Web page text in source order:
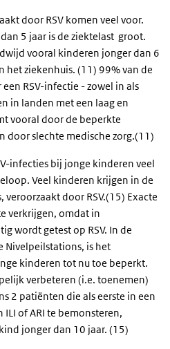
door RSV komen veel voor.
5 jaar is de ziektelast groot.
vooral kinderen jonger dan 6
ziekenhuis. (11) 99% van de
RSV-infectie - zowel in als
in landen met een laag en
vooral door de beperkte
door slechte medische zorg.(11)
infecties bij jonge kinderen veel
Veel kinderen krijgen in de
door RSV.(15) Exacte
verkrijgen, omdat in
wordt getest op RSV. In de
Nivelpeilstations, is het
kinderen tot nu toe beperkt.
verbeteren (i.e. toenemen)
2 patiënten die als eerste in een
of ARI te bemonsteren,
jonger dan 10 jaar. (15)